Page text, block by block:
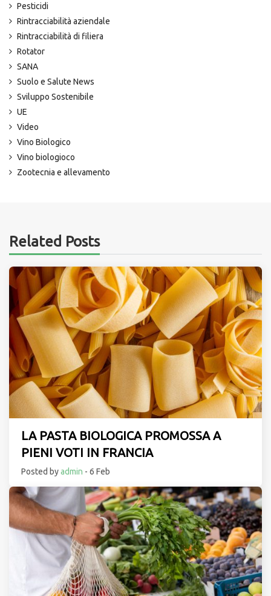
Pesticidi
Rintracciabilità aziendale
Rintracciabilità di filiera
Rotator
SANA
Suolo e Salute News
Sviluppo Sostenibile
UE
Video
Vino Biologico
Vino biologioco
Zootecnia e allevamento
Related Posts
LA PASTA BIOLOGICA PROMOSSA A
PIENI VOTI IN FRANCIA
Posted byadmin - 6 Feb